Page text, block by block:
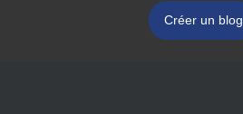
Créer un blog